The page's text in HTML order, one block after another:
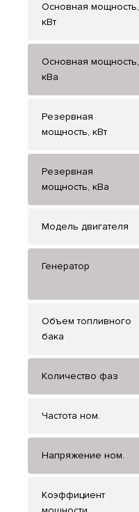
Основная мощность,
кВт
Основная мощность,
кВа
Резервная
мощность, кВт
Резервная
мощность, кВа
Модель двигателя
Генератор
Объем топливного
бака
Количество фаз
Частота ном.
Напряжение ном.
Коэффициент